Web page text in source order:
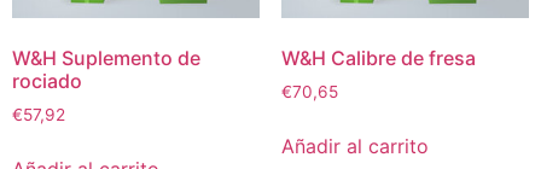
W&H Suplemento de
rociado
€57,92
W&H Calibre de fresa
€70,65
Añadir al carrito